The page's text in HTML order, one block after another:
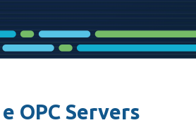
OPC Servers